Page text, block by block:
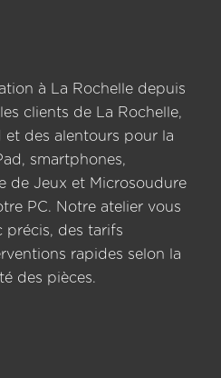
à La Rochelle depuis
clients de La Rochelle,
et des alentours pour la
smartphones,
de Jeux et Microsoudure
PC. Notre atelier vous
précis, des tarifs
rapides selon la
des pièces.